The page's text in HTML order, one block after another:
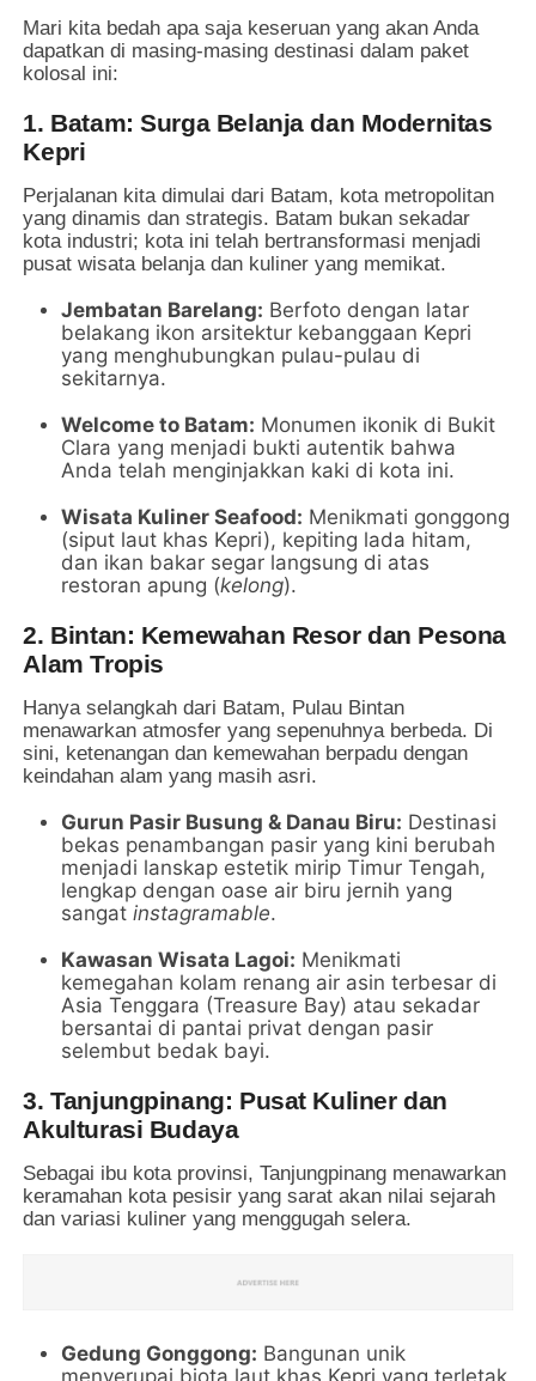
Mari kita bedah apa saja keseruan yang akan Anda
dapatkan di masing-masing destinasi dalam paket
kolosal ini:
1. Batam: Surga Belanja dan Modernitas
Kepri
Perjalanan kita dimulai dari Batam, kota metropolitan
yang dinamis dan strategis. Batam bukan sekadar
kota industri; kota ini telah bertransformasi menjadi
pusat wisata belanja dan kuliner yang memikat.
Jembatan Barelang: Berfoto dengan latar
belakang ikon arsitektur kebanggaan Kepri
yang menghubungkan pulau-pulau di
sekitarnya.
Welcome to Batam: Monumen ikonik di Bukit
Clara yang menjadi bukti autentik bahwa
Anda telah menginjakkan kaki di kota ini.
Wisata Kuliner Seafood: Menikmati gonggong
(siput laut khas Kepri), kepiting lada hitam,
dan ikan bakar segar langsung di atas
restoran apung (kelong).
2. Bintan: Kemewahan Resor dan Pesona
Alam Tropis
Hanya selangkah dari Batam, Pulau Bintan
menawarkan atmosfer yang sepenuhnya berbeda. Di
sini, ketenangan dan kemewahan berpadu dengan
keindahan alam yang masih asri.
Gurun Pasir Busung & Danau Biru: Destinasi
bekas penambangan pasir yang kini berubah
menjadi lanskap estetik mirip Timur Tengah,
lengkap dengan oase air biru jernih yang
sangatinstagramable.
Kawasan Wisata Lagoi: Menikmati
kemegahan kolam renang air asin terbesar di
Asia Tenggara (Treasure Bay) atau sekadar
bersantai di pantai privat dengan pasir
selembut bedak bayi.
3. Tanjungpinang: Pusat Kuliner dan
Akulturasi Budaya
Sebagai ibu kota provinsi, Tanjungpinang menawarkan
keramahan kota pesisir yang sarat akan nilai sejarah
dan variasi kuliner yang menggugah selera.
Gedung Gonggong: Bangunan unik